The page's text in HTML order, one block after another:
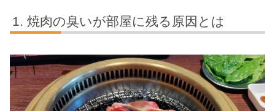
焼肉の臭いが部屋に残る原因とは